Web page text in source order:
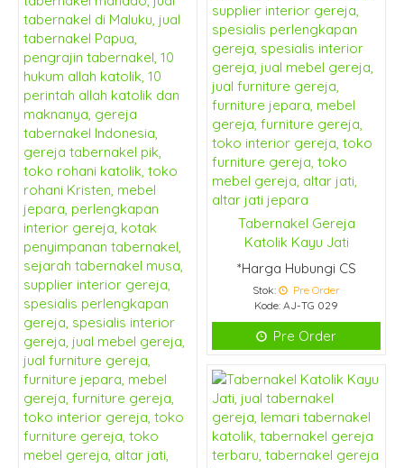
Tabernakel Gereja
Katolik Kayu Jati
*Harga Hubungi CS
Stok:
Pre Order
Kode: AJ-TG 029
Pre Order